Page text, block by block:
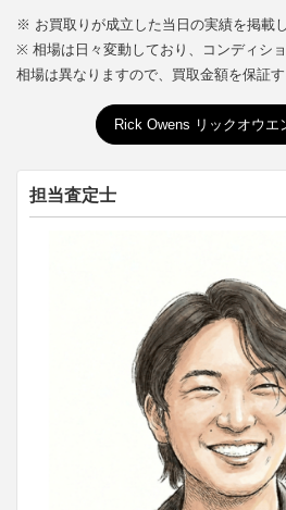
※ お買取りが成立した当日の実績を掲載
※ 相場は日々変動しており、コンディシ
相場は異なりますので、買取金額を保証
Rick Owens リックオウエ
担当査定士